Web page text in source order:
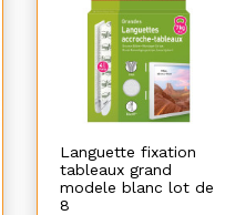
Languette fixation
tableaux grand
modele blanc lot de
8